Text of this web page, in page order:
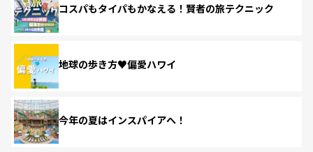
コスパもタイパもかなえる！賢者の旅テクニック
地球の歩き方♥偏愛ハワイ
今年の夏はインスパイアへ！